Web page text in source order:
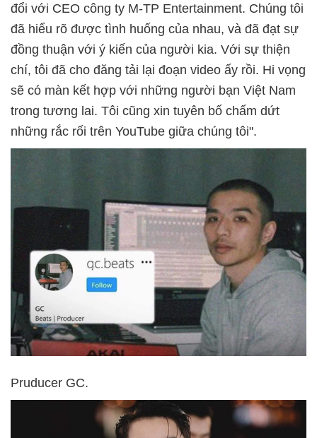
đổi với CEO công ty M-TP Entertainment. Chúng tôi
đã hiểu rõ được tình huống của nhau, và đã đạt sự
đồng thuận với ý kiến của người kia. Với sự thiện
chí, tôi đã cho đăng tải lại đoạn video ấy rồi. Hi vọng
sẽ có màn kết hợp với những người bạn Việt Nam
trong tương lai. Tôi cũng xin tuyên bố chấm dứt
những rắc rối trên YouTube giữa chúng tôi".
Pruducer GC.